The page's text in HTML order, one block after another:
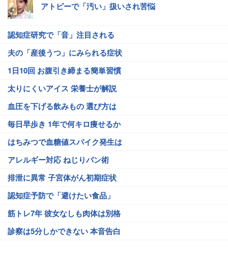
アトピーで「汚い」扱いされ苦悩
認知症研究で「音」注目される
夫の「産後うつ」にみられる症状
1日10回 お腹引き締まる簡単習慣
太りにくいアイス 栄養士が解説
血圧を下げる飲みもの 選び方は
毎日早歩き 1年で何キロ痩せるか
はちみつで血糖値スパイク発生は
アレルギー対応 ねじりパン術
排泄に異常 子宮体がん初期症状
認知症予防で「避けたい食品」
筋トレ7年 彼女なしも肉体は別格
診察は5分しかできない 本音告白